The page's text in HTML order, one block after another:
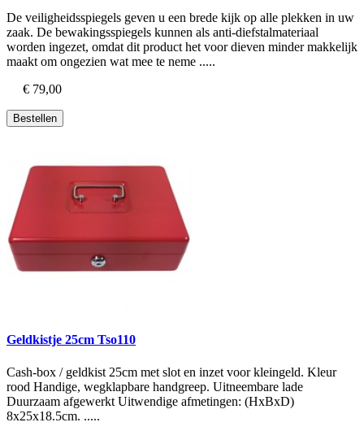
​De veiligheidsspiegels geven u een brede kijk op alle plekken in uw
zaak. De bewakingsspiegels kunnen als anti-diefstalmateriaal
worden ingezet, omdat dit product het voor dieven minder makkelijk
maakt om ongezien wat mee te neme .....
€ 79,00
Bestellen
Geldkistje 25cm Tso110
Cash-box / geldkist 25cm met slot en inzet voor kleingeld. Kleur
rood Handige, wegklapbare handgreep. Uitneembare lade
Duurzaam afgewerkt Uitwendige afmetingen: (HxBxD)
8x25x18.5cm. .....